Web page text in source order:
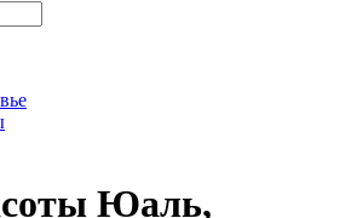
Юаль,